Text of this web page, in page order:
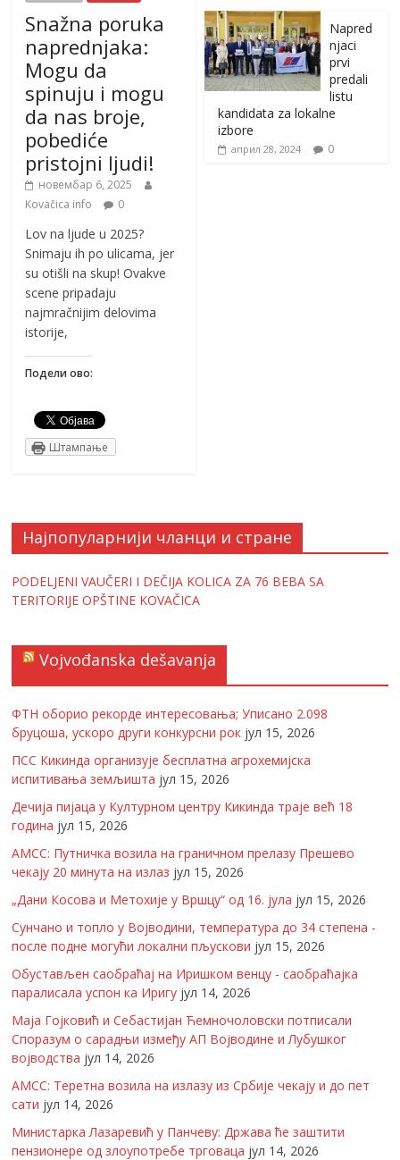
Snažna poruka
naprednjaka:
Mogu da
spinuju i mogu
da nas broje,
pobediće
pristojni ljudi!
новембар 6, 2025
Kovačica info
0
Lov na ljude u 2025?
Snimaju ih po ulicama, jer
su otišli na skup! Ovakve
scene pripadaju
najmračnijim delovima
istorije,
Подели ово:
Штампање
Napred
njaci
prvi
predali
listu
kandidata za lokalne
izbore
април 28, 2024 0
Најпопуларнији чланци и стране
PODELJENI VAUČERI I DEČIJA KOLICA ZA 76 BEBA SA
TERITORIJE OPŠTINE KOVAČICA
Vojvođanska dešavanja
ФТН оборио рекорде интересовања; Уписано 2.098
бруцоша, ускоро други конкурсни рок јул 15, 2026
ПСС Кикинда организује бесплатна агрохемијска
испитивања земљишта јул 15, 2026
Дечија пијаца у Културном центру Кикинда траје већ 18
година јул 15, 2026
АМСС: Путничка возила на граничном прелазу Прешево
чекају 20 минута на излаз јул 15, 2026
„Дани Косова и Метохије у Вршцу“ од 16. јула јул 15, 2026
Сунчано и топло у Војводини, температура до 34 степена -
после подне могући локални пљускови јул 15, 2026
Обустављен саобраћај на Иришком венцу - саобраћајка
паралисала успон ка Иригу јул 14, 2026
Маја Гојковић и Себастијан Ћемночоловски потписали
Споразум о сарадњи између АП Војводине и Лубушког
војводства јул 14, 2026
АМСС: Теретна возила на излазу из Србије чекају и до пет
сати јул 14, 2026
Министарка Лазаревић у Панчеву: Држава ће заштити
пензионере од злоупотребе трговаца јул 14, 2026